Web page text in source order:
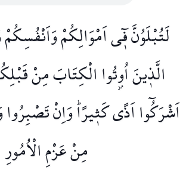
لَتُبْلَوُنَّ ف۪ٓي اَمْوَالِكُمْ
الَّذ۪ينَ اُو۫تُوا الْكِتَابَ مِنْ
اَشْرَكُٓوا اَذًى كَث۪يرًاۜ وَاِنْ
مِنْ عَزْمِ الْاُمُورِ